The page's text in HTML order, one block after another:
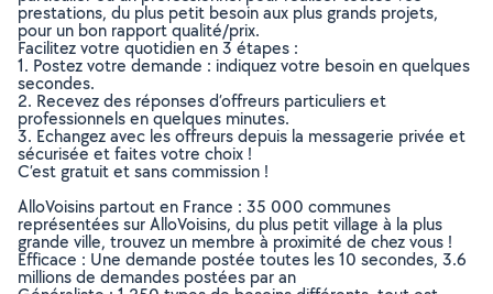
prestations, du plus petit besoin aux plus grands projets,
pour un bon rapport qualité/prix.
Facilitez votre quotidien en 3 étapes :
1. Postez votre demande : indiquez votre besoin en quelques
secondes.
2. Recevez des réponses d’offreurs particuliers et
professionnels en quelques minutes.
3. Echangez avec les offreurs depuis la messagerie privée et
sécurisée et faites votre choix !
C’est gratuit et sans commission !
AlloVoisins partout en France : 35 000 communes
représentées sur AlloVoisins, du plus petit village à la plus
grande ville, trouvez un membre à proximité de chez vous !
Efficace : Une demande postée toutes les 10 secondes, 3.6
millions de demandes postées par an